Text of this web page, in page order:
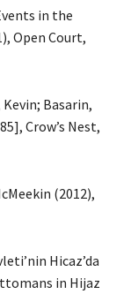
in the
Open Court,
Basarin,
Crow’s Nest,
(2012),
Hicaz’da
in Hijaz